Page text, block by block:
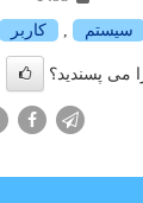
سیستم , كاربر
می پسندید؟